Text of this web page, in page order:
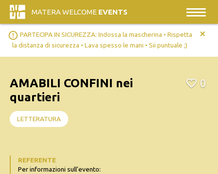
MATERA WELCOME EVENTS
error_outline PARTECIPA IN SICUREZZA: Indossa la mascherina • Rispetta
la distanza di sicurezza • Lava spesso le mani • Sii puntuale ;)
+
AMABILI CONFINI nei
quartieri
0
LETTERATURA
REFERENTE
Per informazioni sull'evento: